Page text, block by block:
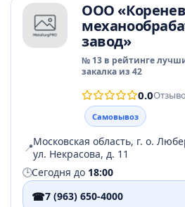
ООО
завод»
№ 13 в рейтинге
закалка из 42
0.0
Самовывоз
📍Московская область, г. о.
ул. Некрасова, д. 11
🕒Сегодня до 18:00
☎7 (963) 650-4000